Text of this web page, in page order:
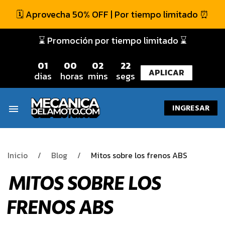
🗓️ Aprovecha 50% OFF | Por tiempo limitado ⏰
⌛ Promoción por tiempo limitado ⌛
01
dias
00
horas
02
mins
22
segs APLICAR
menu INGRESAR
Inicio Blog Mitos sobre los frenos ABS
MITOS SOBRE LOS
FRENOS ABS